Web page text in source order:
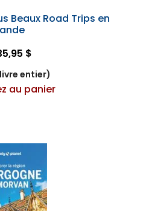
Beaux Road Trips en
$
entier)
au panier